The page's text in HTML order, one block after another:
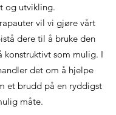
og utvikling.
vil vi gjøre vårt
dere til å bruke den
konstruktivt som mulig. I
det om å hjelpe
et brudd på en ryddigst
måte.